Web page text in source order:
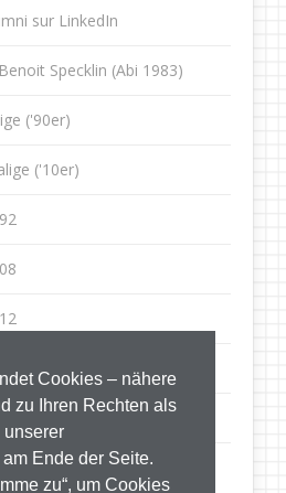
Cookies – nähere
zu Ihren Rechten als
unserer
Ende der Seite.
zu“, um Cookies
sur LinkedIn
Specklin (Abi 1983)
('90er)
('10er)